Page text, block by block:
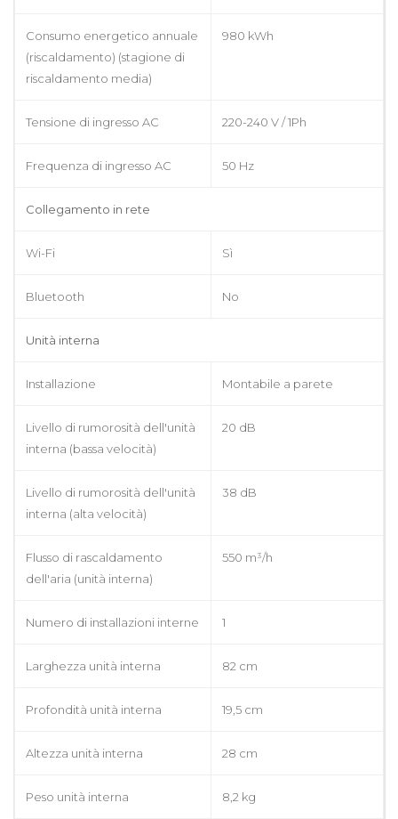
Consumo energetico annuale
(riscaldamento) (stagione di
riscaldamento media)
980 kWh
Tensione di ingresso AC 220-240 V / 1Ph
Frequenza di ingresso AC 50 Hz
Collegamento in rete
Wi-Fi Sì
Bluetooth No
Unità interna
Installazione Montabile a parete
Livello di rumorosità dell'unità
interna (bassa velocità)
20 dB
Livello di rumorosità dell'unità
interna (alta velocità)
38 dB
Flusso di rascaldamento
dell'aria (unità interna)
550 m³/h
Numero di installazioni interne 1
Larghezza unità interna 82 cm
Profondità unità interna 19,5 cm
Altezza unità interna 28 cm
Peso unità interna 8,2 kg